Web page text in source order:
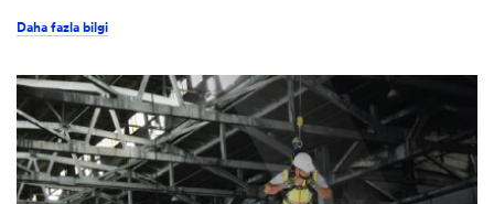
Daha fazla bilgi